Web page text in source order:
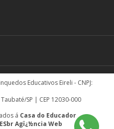
Educativos Eireli - CNPJ:
SP | CEP 12030-000
á Casa do Educador
Agï¿½ncia Web